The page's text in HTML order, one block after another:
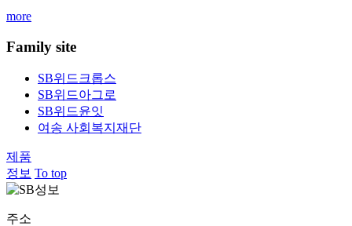
more
Family site
SB위드크롭스
SB위드아그로
SB위드윤잇
여송 사회복지재단
제품
정보 To top
주소